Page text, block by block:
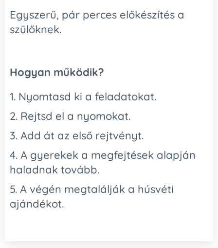
Egyszerű, pár perces előkészítés a
szülőknek.
Hogyan működik?
1. Nyomtasd ki a feladatokat.
2. Rejtsd el a nyomokat.
3. Add át az első rejtvényt.
4. A gyerekek a megfejtések alapján
haladnak tovább.
5. A végén megtalálják a húsvéti
ajándékot.